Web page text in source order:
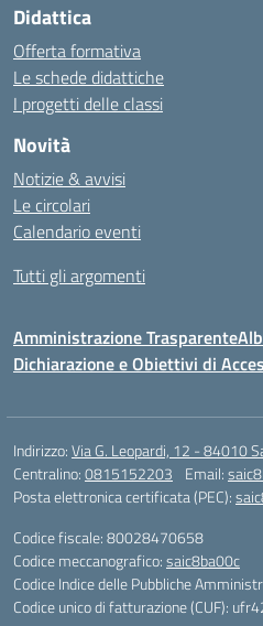
Didattica
Offerta formativa
Le schede didattiche
I progetti delle classi
Novità
Notizie & avvisi
Le circolari
Calendario eventi
Tutti gli argomenti
Amministrazione Trasparente
Dichiarazione e Obiettivi di
Indirizzo:Via G. Leopardi, 12 - 84010
Centralino:0815152203 Email:
Posta elettronica certificata (PEC):
Codice fiscale: 80028470658
Codice meccanografico:saic8ba00c
Codice Indice delle Pubbliche
Codice unico di fatturazione (CUF):